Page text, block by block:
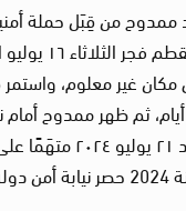
من قِبَل حملة
منزله بحي
مكان غير معلوم، واستمر
ثم ظهر ممدوح أمام